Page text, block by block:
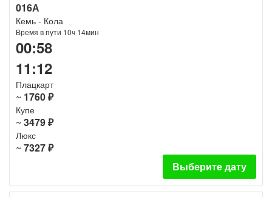
016А
Кемь - Кола
Время в пути 10ч 14мин
00:58
11:12
Плацкарт
~ 1760 ₽
Купе
~ 3479 ₽
Люкс
~ 7327 ₽
Выберите дату